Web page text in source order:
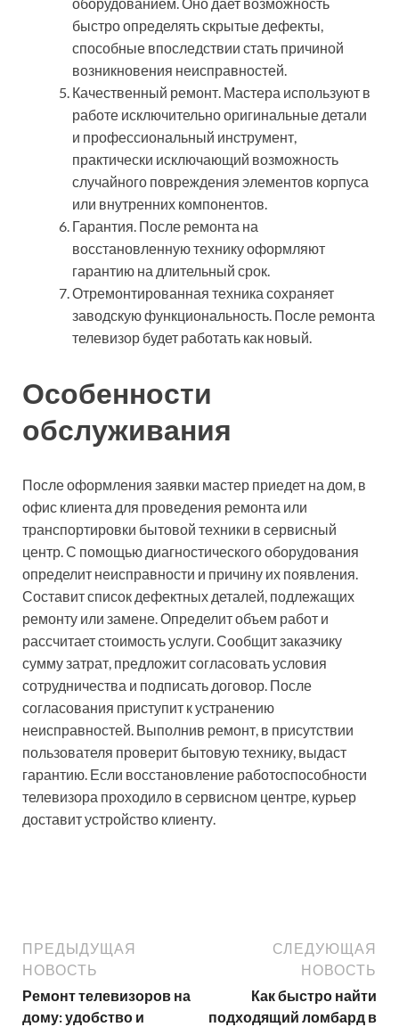
оборудованием. Оно дает возможность
быстро определять скрытые дефекты,
способные впоследствии стать причиной
возникновения неисправностей.
Качественный ремонт. Мастера используют в
работе исключительно оригинальные детали
и профессиональный инструмент,
практически исключающий возможность
случайного повреждения элементов корпуса
или внутренних компонентов.
Гарантия. После ремонта на
восстановленную технику оформляют
гарантию на длительный срок.
Отремонтированная техника сохраняет
заводскую функциональность. После ремонта
телевизор будет работать как новый.
Особенности
обслуживания
После оформления заявки мастер приедет на дом, в
офис клиента для проведения ремонта или
транспортировки бытовой техники в сервисный
центр. С помощью диагностического оборудования
определит неисправности и причину их появления.
Составит список дефектных деталей, подлежащих
ремонту или замене. Определит объем работ и
рассчитает стоимость услуги. Сообщит заказчику
сумму затрат, предложит согласовать условия
сотрудничества и подписать договор. После
согласования приступит к устранению
неисправностей. Выполнив ремонт, в присутствии
пользователя проверит бытовую технику, выдаст
гарантию. Если восстановление работоспособности
телевизора проходило в сервисном центре, курьер
доставит устройство клиенту.
ПРЕДЫДУЩАЯ
НОВОСТЬ
Ремонт телевизоров на
дому: удобство и
СЛЕДУЮЩАЯ
НОВОСТЬ
Как быстро найти
подходящий ломбард в